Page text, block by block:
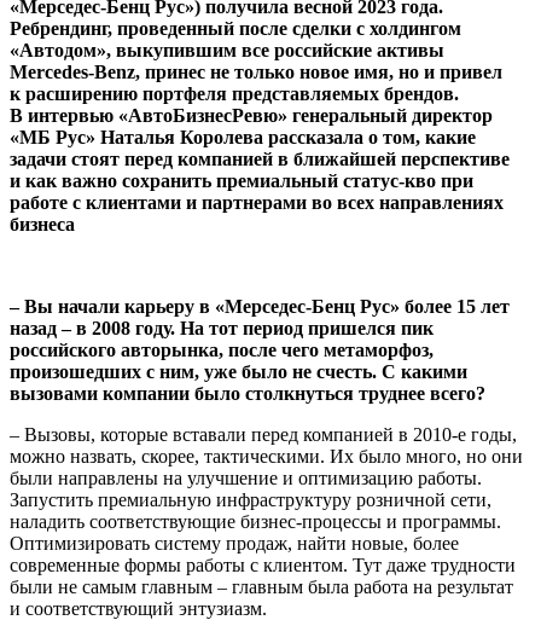
«Мерседес-Бенц Рус») получила весной 2023 года.
Ребрендинг, проведенный после сделки с холдингом
«Автодом», выкупившим все российские активы
Mercedes-Benz, принес не только новое имя, но и привел
к расширению портфеля представляемых брендов.
В интервью «АвтоБизнесРевю» генеральный директор
«МБ Рус» Наталья Королева рассказала о том, какие
задачи стоят перед компанией в ближайшей перспективе
и как важно сохранить премиальный статус-кво при
работе с клиентами и партнерами во всех направлениях
бизнеса
– Вы начали карьеру в «Мерседес-Бенц Рус» более 15 лет
назад – в 2008 году. На тот период пришелся пик
российского авторынка, после чего метаморфоз,
произошедших с ним, уже было не счесть. С какими
вызовами компании было столкнуться труднее всего?
– Вызовы, которые вставали перед компанией в 2010-е годы,
можно назвать, скорее, тактическими. Их было много, но они
были направлены на улучшение и оптимизацию работы.
Запустить премиальную инфраструктуру розничной сети,
наладить соответствующие бизнес-процессы и программы.
Оптимизировать систему продаж, найти новые, более
современные формы работы с клиентом. Тут даже трудности
были не самым главным – главным была работа на результат
и соответствующий энтузиазм.